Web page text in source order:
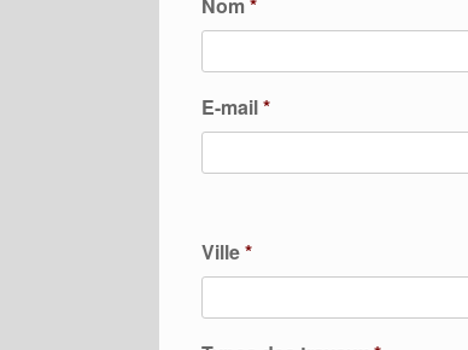
E-mail*
Ville*